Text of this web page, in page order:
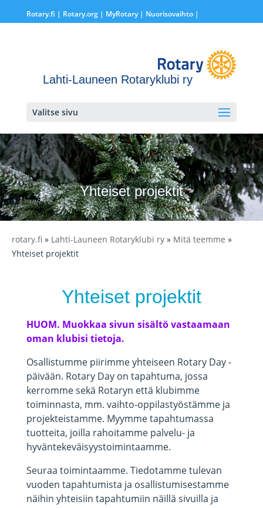
Rotary.fi | Rotary.org| MyRotary | Nuorisovaihto|
Lahti-Launeen Rotaryklubi ry
Valitse sivu
Yhteiset projektit
rotary.fi » Lahti-Launeen Rotaryklubi ry » Mitä teemme »
Yhteiset projektit
Yhteiset projektit
HUOM. Muokkaa sivun sisältö vastaamaan
oman klubisi tietoja.
Osallistumme piirimme yhteiseen Rotary Day -
päivään. Rotary Day on tapahtuma, jossa
kerromme sekä Rotaryn että klubimme
toiminnasta, mm. vaihto-oppilastyöstämme ja
projekteistamme. Myymme tapahtumassa
tuotteita, joilla rahoitamme palvelu- ja
hyväntekeväisyystoimintaamme.
Seuraa toimintaamme. Tiedotamme tulevan
vuoden tapahtumista ja osallistumisestamme
näihin yhteisiin tapahtumiin näillä sivuilla ja